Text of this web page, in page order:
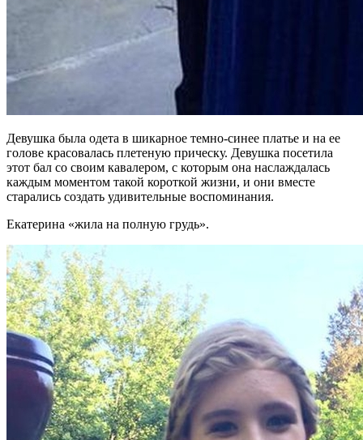
Девушка была одета в шикарное темно-синее платье и на ее
голове красовалась плетеную прическу. Девушка посетила
этот бал со своим кавалером, с которым она наслаждалась
каждым моментом такой короткой жизни, и они вместе
старались создать удивительные воспоминания.
Екатерина «жила на полную грудь».